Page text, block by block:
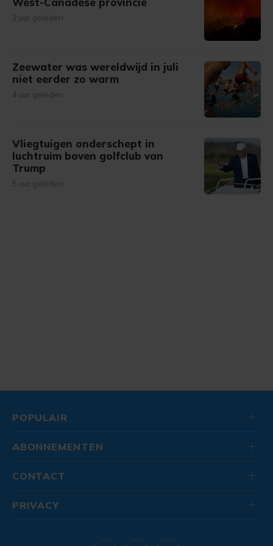
2 uur geleden
Zeewater was wereldwijd in juli
niet eerder zo warm
4 uur geleden
Vliegtuigen onderschept in
luchtruim boven golfclub van
Trump
5 uur geleden
POPULAIR
ABONNEMENTEN
CONTACT
PRIVACY